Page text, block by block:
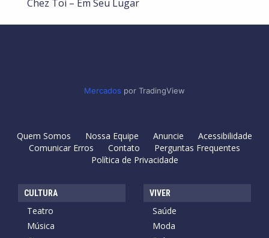
Chez Toi – Em Seu Lugar
Mercados por TradingView
Quem Somos Nossa Equipe Anuncie
Acessibilidade
Comunicar Erros
Contato
Perguntas Frequentes
Política de Privacidade
CULTURA
Teatro
Música
VIVER
Saúde
Moda